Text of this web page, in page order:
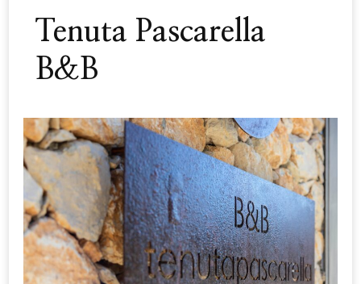
Tenuta Pascarella
B&B